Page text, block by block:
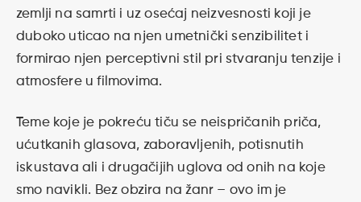
zemlji na samrti i uz osećaj neizvesnosti koji je
duboko uticao na njen umetnički senzibilitet i
formirao njen perceptivni stil pri stvaranju tenzije i
atmosfere u filmovima.
Teme koje je pokreću tiču se neispričanih priča,
ućutkanih glasova, zaboravljenih, potisnutih
iskustava ali i drugačijih uglova od onih na koje
smo navikli. Bez obzira na žanr – ovo im je